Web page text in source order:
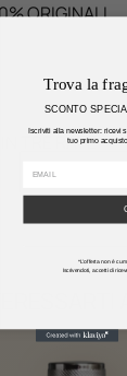
ORIGINALI
TRE RATE
Trova la
SCONTO
Iscriviti alla newsletter: ricevi
tuo primo
*L'offerta non è
Iscrivendoti, accetti di